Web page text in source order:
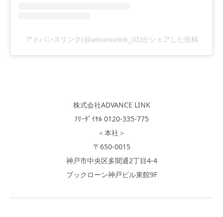
アドバンスリンク(@advancelink_01)がシェアした投稿
株式会社ADVANCE LINK
ﾌﾘｰﾀﾞｲﾔﾙ 0120-335-775
＜本社＞
〒650-0015
神戸市中央区多聞通2丁目4-4
ブックローン神戸ビル東館9F